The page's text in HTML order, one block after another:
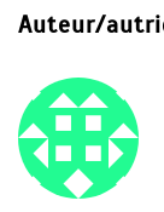
Auteur/